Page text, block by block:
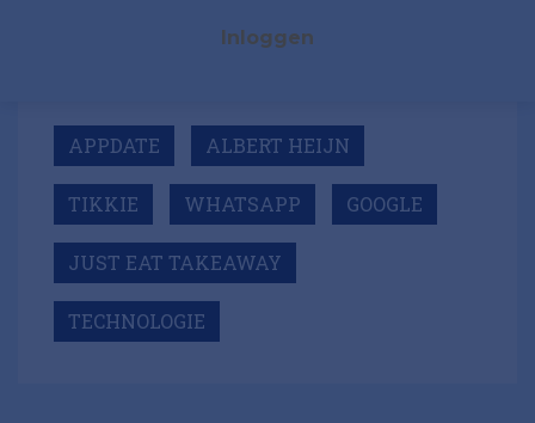
Inloggen
APPDATE ALBERT HEIJN
TIKKIE WHATSAPP GOOGLE
JUST EAT TAKEAWAY
TECHNOLOGIE